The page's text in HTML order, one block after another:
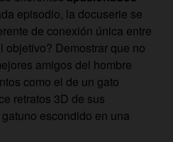
episodio, la docuserie se
de conexión única entre
objetivo? Demostrar que no
amigos del hombre
como el de un gato
retratos 3D de sus
escondido en una